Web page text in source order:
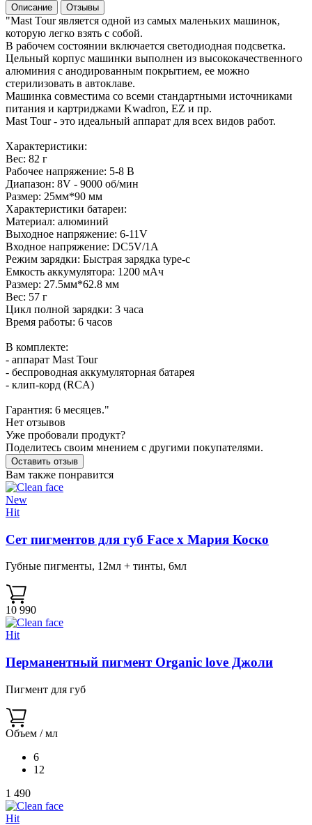
Описание Отзывы
"Mast Tour является одной из самых маленьких машинок,
которую легко взять с собой.
В рабочем состоянии включается светодиодная подсветка.
Цельный корпус машинки выполнен из высококачественного
алюминия с анодированным покрытием, ее можно
стерилизовать в автоклаве.
Машинка совместима со всеми стандартными источниками
питания и картриджами Kwadron, EZ и пр.
Mast Tour - это идеальный аппарат для всех видов работ.
Характеристики:
Вес: 82 г
Рабочее напряжение: 5-8 В
Диапазон: 8V - 9000 об/мин
Размер: 25мм*90 мм
Характеристики батареи:
Материал: алюминий
Выходное напряжение: 6-11V
Входное напряжение: DC5V/1A
Режим зарядки: Быстрая зарядка type-c
Емкость аккумулятора: 1200 мАч
Размер: 27.5мм*62.8 мм
Вес: 57 г
Цикл полной зарядки: 3 часа
Время работы: 6 часов
В комплекте:
- аппарат Mast Tour
- беспроводная аккумуляторная батарея
- клип-корд (RCA)
Гарантия: 6 месяцев."
Нет отзывов
Уже пробовали продукт?
Поделитесь своим мнением с другими покупателями.
Оставить отзыв
Вам также понравится
New
Hit
Сет пигментов для губ Face х Мария Коско
Губные пигменты, 12мл + тинты, 6мл
10 990
Hit
Перманентный пигмент Organic love Джоли
Пигмент для губ
Объем / мл
6
12
1 490
Hit